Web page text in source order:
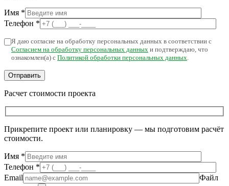
Имя *
Телефон *
Я даю согласие на обработку персональных данных в соответствии с
Согласием на обработку персональных данных и подтверждаю, что
ознакомлен(а) с Политикой обработки персональных данных.
Расчет стоимости проекта
Прикрепите проект или планировку — мы подготовим расчёт
стоимости.
Имя *
Телефон *
Email
Файл